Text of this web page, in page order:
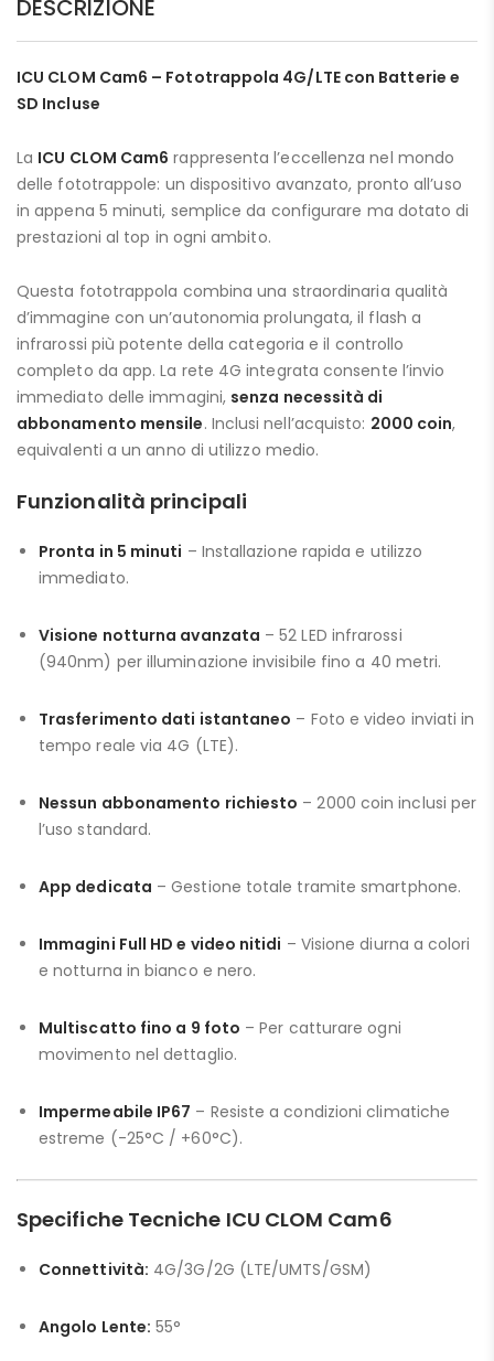
DESCRIZIONE
ICU CLOM Cam6 – Fototrappola 4G/LTE con Batterie e
SD Incluse
La ICU CLOM Cam6 rappresenta l’eccellenza nel mondo
delle fototrappole: un dispositivo avanzato, pronto all’uso
in appena 5 minuti, semplice da configurare ma dotato di
prestazioni al top in ogni ambito.
Questa fototrappola combina una straordinaria qualità
d’immagine con un’autonomia prolungata, il flash a
infrarossi più potente della categoria e il controllo
completo da app. La rete 4G integrata consente l’invio
immediato delle immagini, senza necessità di
abbonamento mensile. Inclusi nell’acquisto: 2000 coin,
equivalenti a un anno di utilizzo medio.
Funzionalità principali
Pronta in 5 minuti – Installazione rapida e utilizzo
immediato.
Visione notturna avanzata – 52 LED infrarossi
(940nm) per illuminazione invisibile fino a 40 metri.
Trasferimento dati istantaneo – Foto e video inviati in
tempo reale via 4G (LTE).
Nessun abbonamento richiesto – 2000 coin inclusi per
l’uso standard.
App dedicata – Gestione totale tramite smartphone.
Immagini Full HD e video nitidi – Visione diurna a colori
e notturna in bianco e nero.
Multiscatto fino a 9 foto – Per catturare ogni
movimento nel dettaglio.
Impermeabile IP67 – Resiste a condizioni climatiche
estreme (-25°C / +60°C).
Specifiche Tecniche ICU CLOM Cam6
Connettività: 4G/3G/2G (LTE/UMTS/GSM)
Angolo Lente: 55°